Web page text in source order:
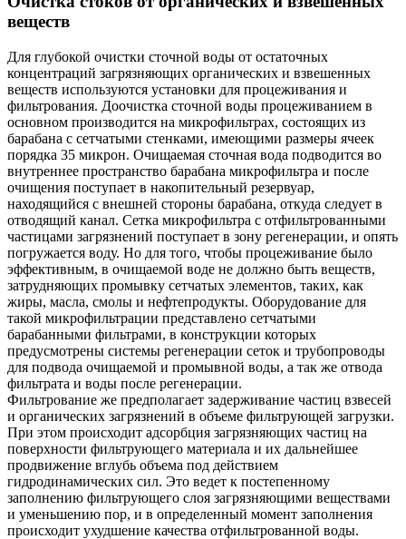
веществ
Для глубокой очистки сточной воды от остаточных
концентраций загрязняющих органических и взвешенных
веществ используются установки для процеживания и
фильтрования. Доочистка сточной воды процеживанием в
основном производится на микрофильтрах, состоящих из
барабана с сетчатыми стенками, имеющими размеры ячеек
порядка 35 микрон. Очищаемая сточная вода подводится во
внутреннее пространство барабана микрофильтра и после
очищения поступает в накопительный резервуар,
находящийся с внешней стороны барабана, откуда следует в
отводящий канал. Сетка микрофильтра с отфильтрованными
частицами загрязнений поступает в зону регенерации, и опять
погружается воду. Но для того, чтобы процеживание было
эффективным, в очищаемой воде не должно быть веществ,
затрудняющих промывку сетчатых элементов, таких, как
жиры, масла, смолы и нефтепродукты. Оборудование для
такой микрофильтрации представлено сетчатыми
барабанными фильтрами, в конструкции которых
предусмотрены системы регенерации сеток и трубопроводы
для подвода очищаемой и промывной воды, а так же отвода
фильтрата и воды после регенерации.
Фильтрование же предполагает задерживание частиц взвесей
и органических загрязнений в объеме фильтрующей загрузки.
При этом происходит адсорбция загрязняющих частиц на
поверхности фильтрующего материала и их дальнейшее
продвижение вглубь объема под действием
гидродинамических сил. Это ведет к постепенному
заполнению фильтрующего слоя загрязняющими веществами
и уменьшению пор, и в определенный момент заполнения
происходит ухудшение качества отфильтрованной воды.